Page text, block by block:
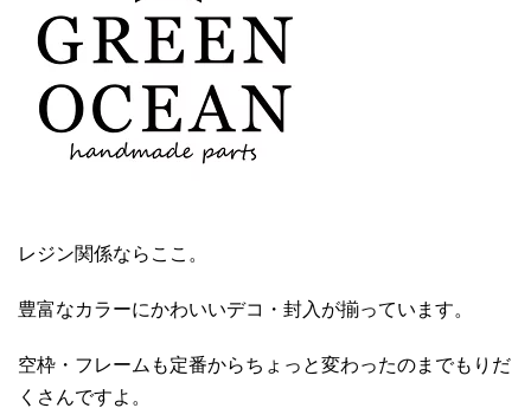
レジン関係ならここ。
豊富なカラーにかわいいデコ・封入が揃っています。
空枠・フレームも定番からちょっと変わったのまでもりだ
くさんですよ。